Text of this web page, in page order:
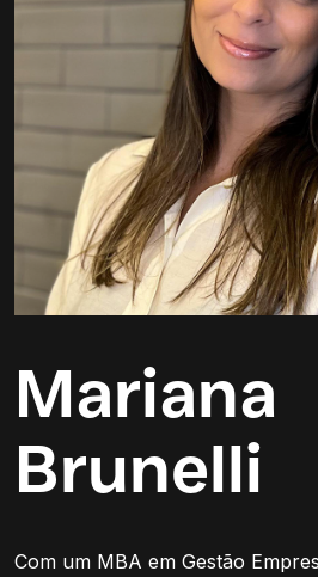
Mariana
Brunelli
Com um MBA em Gestão